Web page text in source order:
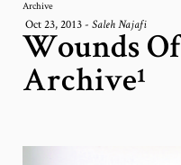
Archive
Oct 23, 2013- Saleh Najafi
Wounds Of
Archive¹